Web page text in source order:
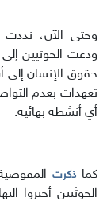
وحتى الآن، نددت
ودعت الحوثيين
حقوق الإنسان إلى
تعهدات بعدم
أي أنشطة بهائية.
كما ذكرت
الحوثيين أجبروا